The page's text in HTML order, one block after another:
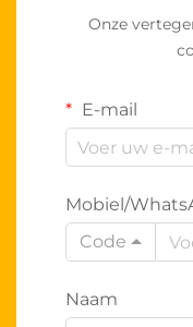
Onze
E-mail
Mobiel/
Code
Naam